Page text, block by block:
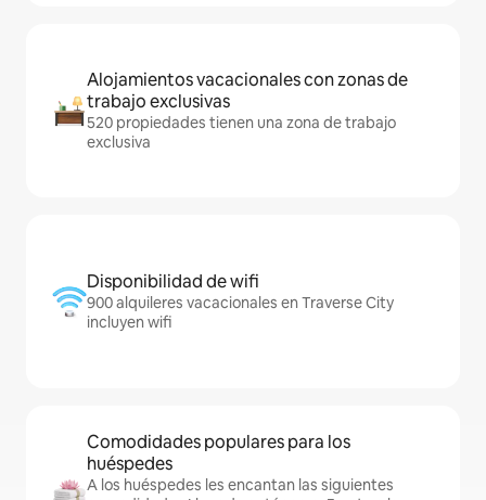
Alojamientos vacacionales con zonas de
trabajo exclusivas
520 propiedades tienen una zona de trabajo
exclusiva
Disponibilidad de wifi
900 alquileres vacacionales en Traverse City
incluyen wifi
Comodidades populares para los
huéspedes
A los huéspedes les encantan las siguientes